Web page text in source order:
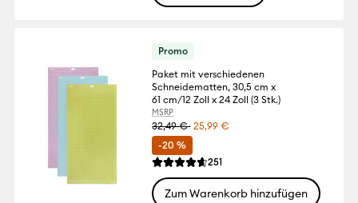
Promo
Paket mit verschiedenen
Schneidematten, 30,5 cm x
61 cm/12 Zoll x 24 Zoll (3 Stk.)
MSRP
32,49 € 25,99 €
-20 %
Die durchschnittliche Bewertung für
251
Zum Warenkorb hinzufügen